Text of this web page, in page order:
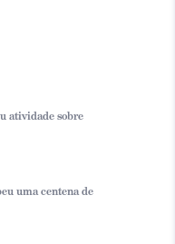
atividade sobre
uma centena de